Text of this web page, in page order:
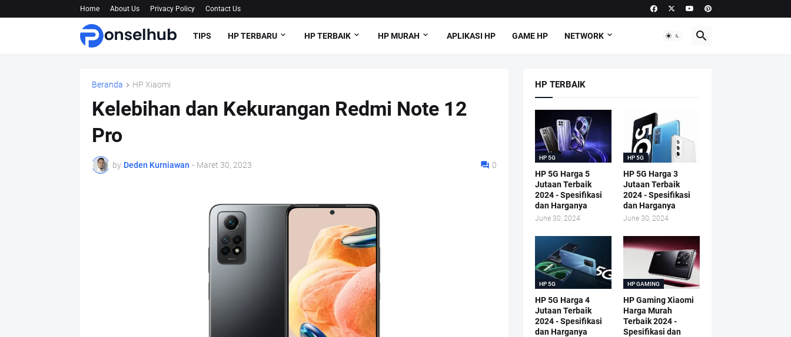
Home About Us Privacy Policy Contact Us
TIPS HP TERBARU HP TERBAIK HP MURAH APLIKASI HP GAME HP NETWORK
Beranda HP Xiaomi
Kelebihan dan Kekurangan Redmi Note 12
Pro
by Deden Kurniawan - Maret 30, 2023 0
HP TERBAIK
HP 5G
HP 5G Harga 5
Jutaan Terbaik
2024 - Spesifikasi
dan Harganya
June 30, 2024
HP 5G
HP 5G Harga 3
Jutaan Terbaik
2024 - Spesifikasi
dan Harganya
June 30, 2024
HP 5G
HP 5G Harga 4
Jutaan Terbaik
2024 - Spesifikasi
dan Harganya
HP GAMING
HP Gaming Xiaomi
Harga Murah
Terbaik 2024 -
Spesifikasi dan